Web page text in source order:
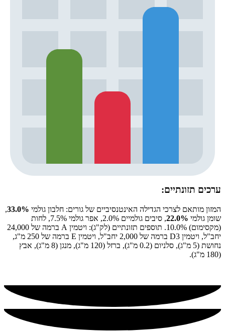
ערכים תזונתיים:
המזון מותאם לצרכי הגדילה האינטנסיביים של גורים: חלבון גולמי 33.0%
,
שומן גולמי 22.0%
, סיבים גולמיים 2.0%, אפר גולמי 7.5%, לחות
(מקסימום) 10.0%. תוספים תזונתיים (לק"ג): ויטמין A ברמה של 24,000
יחב"ל, ויטמין D3 ברמה של 2,000 יחב"ל, ויטמין E ברמה של 250 מ"ג,
נחושת (5 מ"ג), סלניום (0.2 מ"ג), ברזל (120 מ"ג), מנגן (8 מ"ג), אבץ
(180 מ"ג).